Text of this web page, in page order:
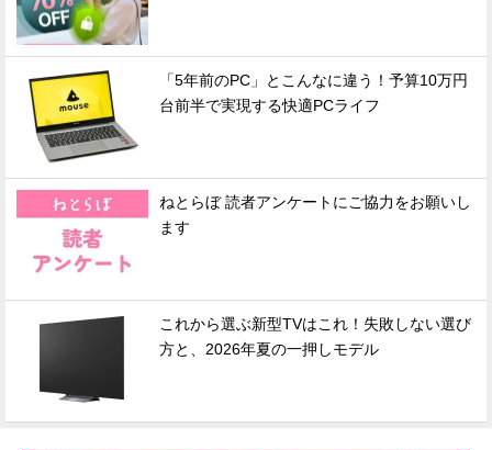
「5年前のPC」とこんなに違う！予算10万円
台前半で実現する快適PCライフ
ねとらぼ 読者アンケートにご協力をお願いし
ます
これから選ぶ新型TVはこれ！失敗しない選び
方と、2026年夏の一押しモデル